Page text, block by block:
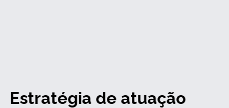
Estratégia de atuação